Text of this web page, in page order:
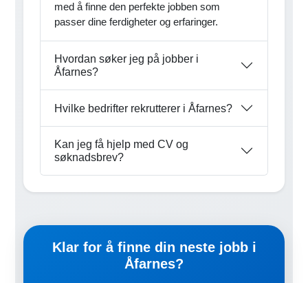
med å finne den perfekte jobben som
passer dine ferdigheter og erfaringer.
Hvordan søker jeg på jobber i
Åfarnes?
Hvilke bedrifter rekrutterer i Åfarnes?
Kan jeg få hjelp med CV og
søknadsbrev?
Klar for å finne din neste jobb i
Åfarnes?